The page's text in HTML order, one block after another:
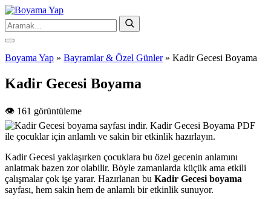
Boyama Yap » Bayramlar & Özel Günler» Kadir Gecesi Boyama
Kadir Gecesi Boyama
👁️ 161 görüntüleme
Kadir Gecesi yaklaşırken çocuklara bu özel gecenin anlamını
anlatmak bazen zor olabilir. Böyle zamanlarda küçük ama etkili
çalışmalar çok işe yarar. Hazırlanan bu Kadir Gecesi boyama
sayfası, hem sakin hem de anlamlı bir etkinlik sunuyor.